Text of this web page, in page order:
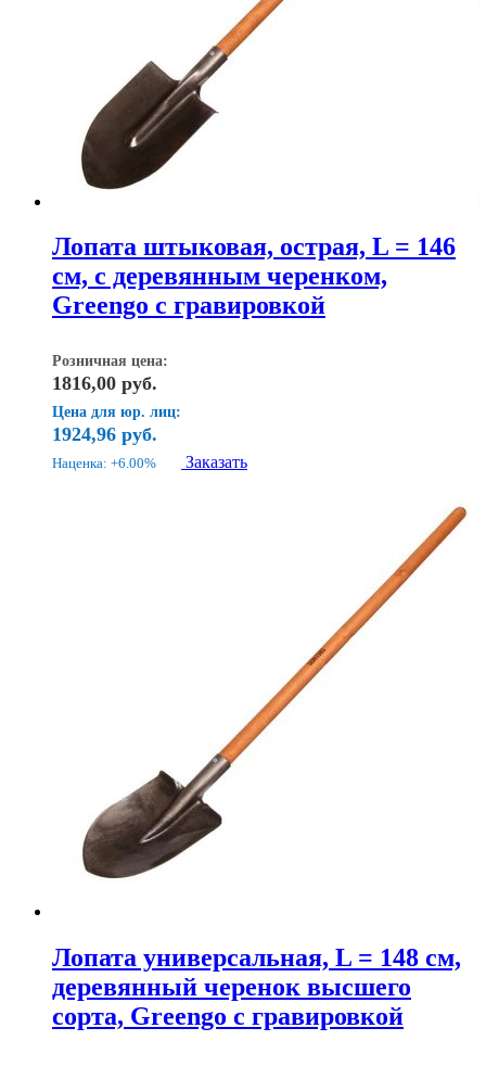
Лопата штыковая, острая, L = 146
см, с деревянным черенком,
Greengo с гравировкой
Розничная цена:
1816,00 руб.
Цена для юр. лиц:
1924,96 руб.
Наценка: +6.00% Заказать
Лопата универсальная, L = 148 см,
деревянный черенок высшего
сорта, Greengo с гравировкой